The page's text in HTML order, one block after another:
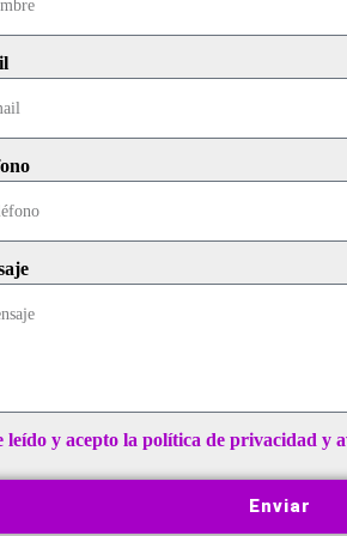
leído y acepto la política de privacidad y
Enviar